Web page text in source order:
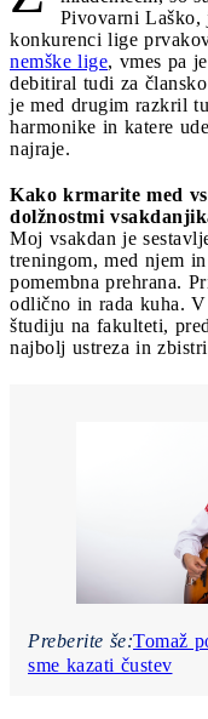
Pivovarni Laško,
konkurenci lige
nemške lige, vmes pa
debitiral tudi za
je med drugim razkril
harmonike in katere
najraje.
Kako krmarite med
dolžnostmi
Moj vsakdan je
treningom, med njem
pomembna prehrana.
odlično in rada kuha. V
študiju na fakulteti,
najbolj ustreza in
Preberite še:Tomaž
sme kazati čustev